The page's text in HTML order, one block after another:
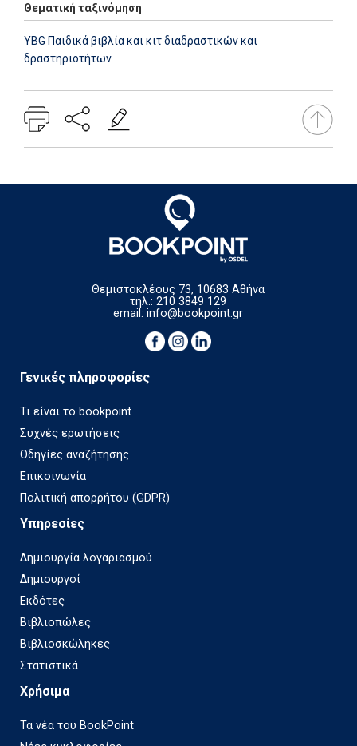
Θεματική ταξινόμηση
YBG Παιδικά βιβλία και κιτ διαδραστικών και
δραστηριοτήτων
Θεμιστοκλέους 73, 10683 Αθήνα
τηλ.: 210 3849 129
email:info@bookpoint.gr
Γενικές πληροφορίες
Τι είναι το bookpoint
Συχνές ερωτήσεις
Οδηγίες αναζήτησης
Επικοινωνία
Πολιτική απορρήτου (GDPR)
Υπηρεσίες
Δημιουργία λογαριασμού
Δημιουργοί
Εκδότες
Βιβλιοπώλες
Βιβλιοσκώληκες
Στατιστικά
Χρήσιμα
Τα νέα του BookPoint